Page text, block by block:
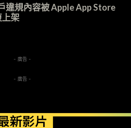
違規內容被 Apple App Store
架
- 廣告 -
- 廣告 -
新影片